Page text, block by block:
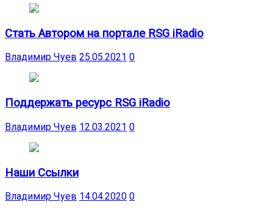
Стать Автором на портале RSG iRadio
Владимир Чуев 25.05.2021 0
Поддержать ресурс RSG iRadio
Владимир Чуев 12.03.2021 0
Наши Ссылки
Владимир Чуев 14.04.2020 0